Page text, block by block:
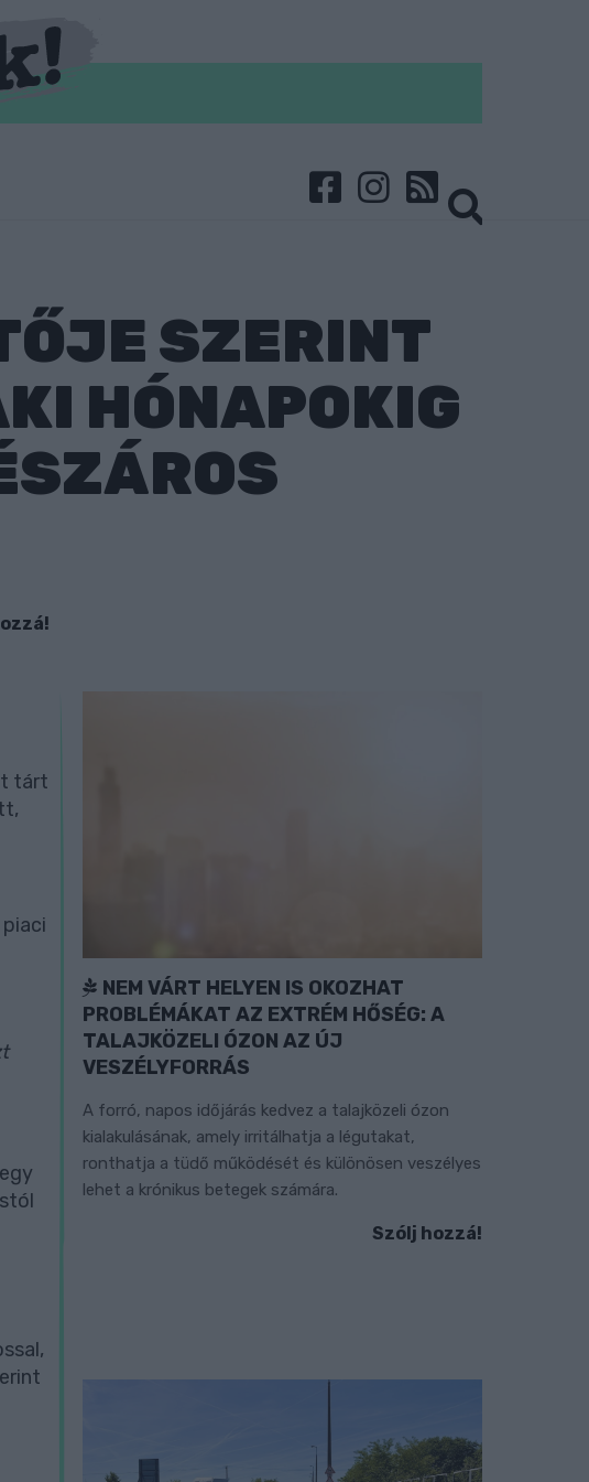
SZERINT
HÓNAPOKIG
tárt
NEM VÁRT HELYEN IS OKOZHAT
PROBLÉMÁKAT AZ EXTRÉM HŐSÉG: A
TALAJKÖZELI ÓZON AZ ÚJ
VESZÉLYFORRÁS
A forró, napos időjárás kedvez a talajközeli ózon
kialakulásának, amely irritálhatja a légutakat,
ronthatja a tüdő működését és különösen veszélyes
lehet a krónikus betegek számára.
Szólj hozzá!